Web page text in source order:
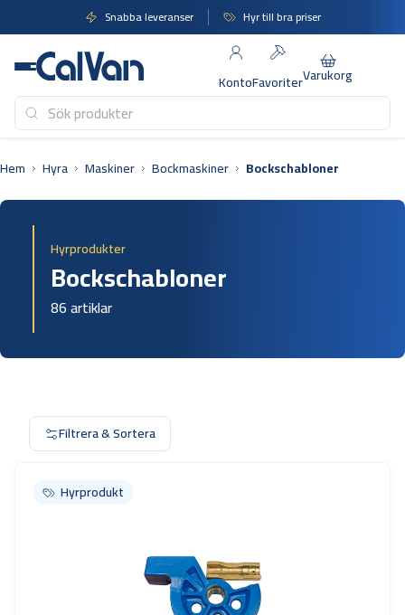
till
innehåll
Snabba leveranser Hyr till bra priser
KontoFavoriterVarukorg
Hem Hyra Maskiner Bockmaskiner Bockschabloner
Hyrprodukter
Bockschabloner
86 artiklar
Filtrera & Sortera
Hyrprodukt
Hyrprodukt